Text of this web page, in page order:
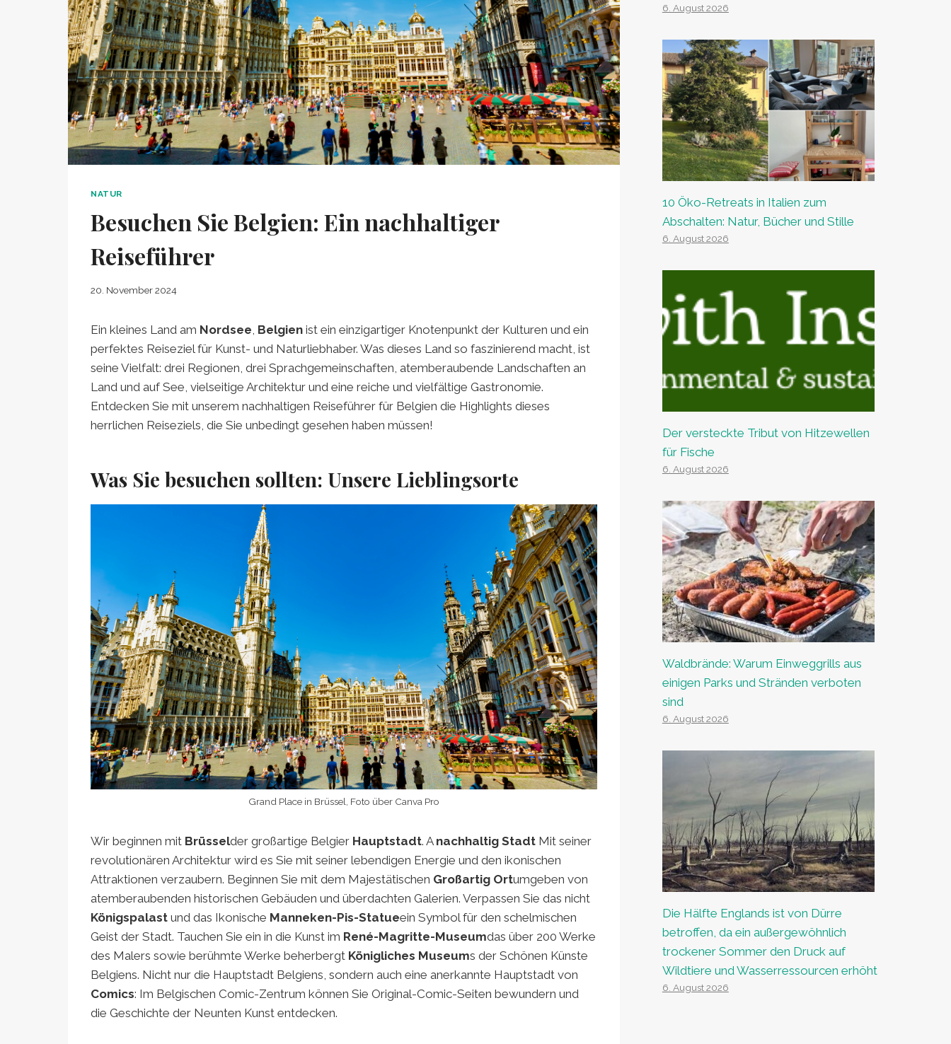
NATUR
Besuchen Sie Belgien: Ein nachhaltiger
Reiseführer
20. November 2024
Ein kleines Land am Nordsee Belgien ist ein einzigartiger Knotenpunkt der Kulturen und ein
perfektes Reiseziel für Kunst- und Naturliebhaber. Was dieses Land so faszinierend macht, ist
seine Vielfalt: drei Regionen, drei Sprachgemeinschaften, atemberaubende Landschaften an
Land und auf See, vielseitige Architektur und eine reiche und vielfältige Gastronomie.
Entdecken Sie mit unserem nachhaltigen Reiseführer für Belgien die Highlights dieses
herrlichen Reiseziels, die Sie unbedingt gesehen haben müssen!
Was Sie besuchen sollten: Unsere Lieblingsorte
Grand Place in Brüssel, Foto über Canva Pro
Wir beginnen mit Brüsselder großartige Belgier Hauptstadt. A nachhaltig Stadt Mit seiner
revolutionären Architektur wird es Sie mit seiner lebendigen Energie und den ikonischen
Attraktionen verzaubern. Beginnen Sie mit dem Majestätischen Großartig Ortumgeben von
atemberaubenden historischen Gebäuden und überdachten Galerien. Verpassen Sie das nicht
Königspalast und das Ikonische Manneken-Pis-Statueein Symbol für den schelmischen
Geist der Stadt. Tauchen Sie ein in die Kunst im René-Magritte-Museumdas über 200 Werke
des Malers sowie berühmte Werke beherbergt Königliches Museums der Schönen Künste
Belgiens. Nicht nur die Hauptstadt Belgiens, sondern auch eine anerkannte Hauptstadt von
Comics: Im Belgischen Comic-Zentrum können Sie Original-Comic-Seiten bewundern und
die Geschichte der Neunten Kunst entdecken.
6. August 2026
10 Öko-Retreats in Italien zum
Abschalten: Natur, Bücher und Stille
6. August 2026
Der versteckte Tribut von Hitzewellen
für Fische
6. August 2026
Waldbrände: Warum Einweggrills aus
einigen Parks und Stränden verboten
sind
6. August 2026
Die Hälfte Englands ist von Dürre
betroffen, da ein außergewöhnlich
trockener Sommer den Druck auf
Wildtiere und Wasserressourcen erhöht
6. August 2026